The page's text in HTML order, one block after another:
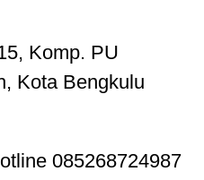
Komp. PU
Kota Bengkulu
085268724987